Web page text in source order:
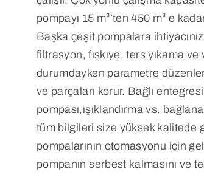
pompayı 15 m³’ten 450 m³ e
Başka çeşit pompalara
filtrasyon, fıskıye, ters yıkama
durumdayken parametre
ve parçaları korur. Bağlı
pompası,ışıklandırma vs.
tüm bilgileri size yüksek kalitede
pompalarının otomasyonu için
pompanın serbest kalmasını ve